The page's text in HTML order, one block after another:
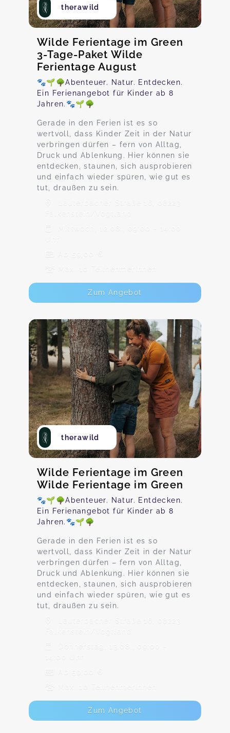
therawild
Wilde Ferientage im Green
3-Tage-Paket Wilde
Ferientage August
🐾🌱🌳Abenteuer. Natur. Entdecken.
Ein Ferienangebot für Kinder ab 8
Jahren.🐾🌱🌳
Gerade in den Ferien ist es so
wertvoll, dass Kinder Zeit in der Natur
verbringen dürfen – fern von Alltag,
Druck und Ablenkung. Hier können sie
entdecken, staunen, sich ausprobieren
und einfach wieder spüren, wie gut es
tut, draußen zu sein.
Lauterbacher Straße 16, 08223
Falkenstein/Vogtland
Mittwoch, 12.08., 09:00 - 14:00
Ab 59,00 €
Max. 10 TeilnehmerInnen
Zum Angebot
therawild
Wilde Ferientage im Green
Wilde Ferientage im Green
🐾🌱🌳Abenteuer. Natur. Entdecken.
Ein Ferienangebot für Kinder ab 8
Jahren.🐾🌱🌳
Gerade in den Ferien ist es so
wertvoll, dass Kinder Zeit in der Natur
verbringen dürfen – fern von Alltag,
Druck und Ablenkung. Hier können sie
entdecken, staunen, sich ausprobieren
und einfach wieder spüren, wie gut es
tut, draußen zu sein.
Lauterbacher Straße 16, 08223
Falkenstein/Vogtland
Donnerstag, 13.08., 09:00 -
14:00 Uhr
Ab 59,00 €
Max. 10 TeilnehmerInnen
Zum Angebot